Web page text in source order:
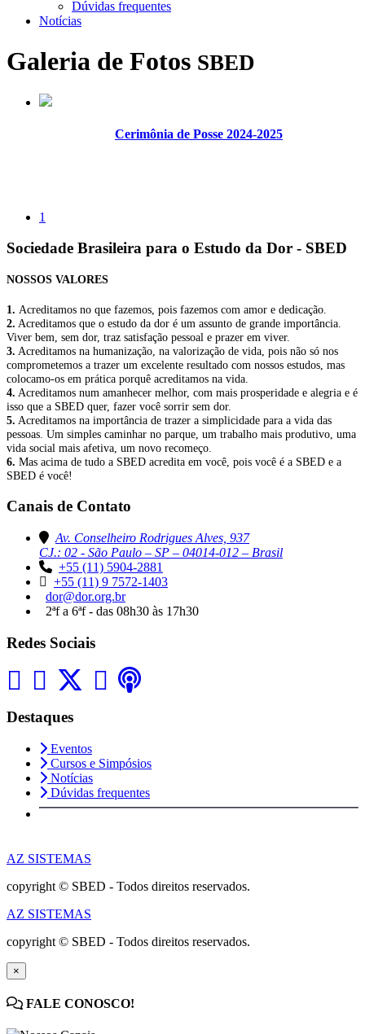
Dúvidas frequentes
Notícias
Galeria de Fotos SBED
Cerimônia de Posse 2024-2025
1
Sociedade Brasileira para o Estudo da Dor - SBED
NOSSOS VALORES
1. Acreditamos no que fazemos, pois fazemos com amor e dedicação.
2. Acreditamos que o estudo da dor é um assunto de grande importância.
Viver bem, sem dor, traz satisfação pessoal e prazer em viver.
3. Acreditamos na humanização, na valorização de vida, pois não só nos
comprometemos a trazer um excelente resultado com nossos estudos, mas
colocamo-os em prática porquê acreditamos na vida.
4. Acreditamos num amanhecer melhor, com mais prosperidade e alegria e é
isso que a SBED quer, fazer você sorrir sem dor.
5. Acreditamos na importância de trazer a simplicidade para a vida das
pessoas. Um simples caminhar no parque, um trabalho mais produtivo, uma
vida social mais afetiva, um novo recomeço.
6. Mas acima de tudo a SBED acredita em você, pois você é a SBED e a
SBED é você!
Canais de Contato
Av. Conselheiro Rodrigues Alves, 937
CJ.: 02 - São Paulo – SP – 04014-012 – Brasil
+55 (11) 5904-2881
+55 (11) 9 7572-1403
dor@dor.org.br
2ªf a 6ªf - das 08h30 às 17h30
Redes Sociais
Destaques
Eventos
Cursos e Simpósios
Notícias
Dúvidas frequentes
AZ SISTEMAS
copyright © SBED - Todos direitos reservados.
AZ SISTEMAS
copyright © SBED - Todos direitos reservados.
×
FALE CONOSCO!